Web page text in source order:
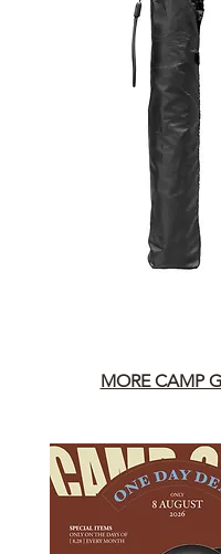
MORE CAMP